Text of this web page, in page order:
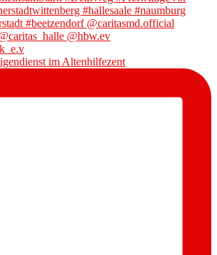
im Altenhilfezent